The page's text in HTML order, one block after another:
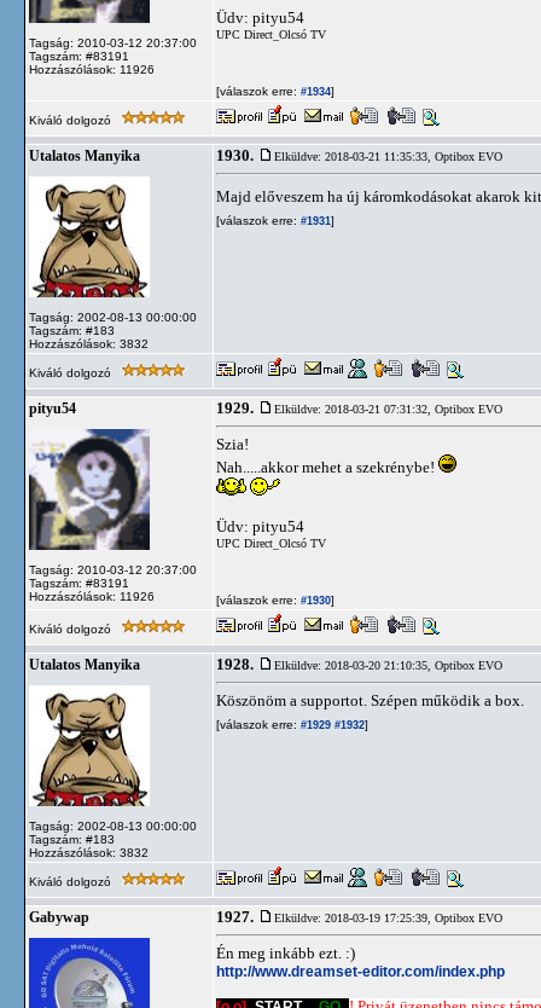
Tagság: 2010-03-12 20:37:00
Tagszám: #83191
Hozzászólások: 11926
Üdv: pityu54
UPC Direct_Olcsó TV
[válaszok erre: #1934]
Kiváló dolgozó
Utalatos Manyika
Tagság: 2002-08-13 00:00:00
Tagszám: #183
Hozzászólások: 3832
1930. Elküldve: 2018-03-21 11:35:33, Optibox EVO
Majd előveszem ha új káromkodásokat akarok
[válaszok erre: #1931]
Kiváló dolgozó
pityu54
Tagság: 2010-03-12 20:37:00
Tagszám: #83191
Hozzászólások: 11926
1929. Elküldve: 2018-03-21 07:31:32, Optibox EVO
Szia!
Nah.....akkor mehet a szekrénybe!
Üdv: pityu54
UPC Direct_Olcsó TV
[válaszok erre: #1930]
Kiváló dolgozó
Utalatos Manyika
Tagság: 2002-08-13 00:00:00
Tagszám: #183
Hozzászólások: 3832
1928. Elküldve: 2018-03-20 21:10:35, Optibox EVO
Köszönöm a supportot. Szépen működik a box.
[válaszok erre: #1929 #1932]
Kiváló dolgozó
Gabywap 1927. Elküldve: 2018-03-19 17:25:39, Optibox EVO
Én meg inkább ezt. :)
http://www.dreamset-editor.com/index.php